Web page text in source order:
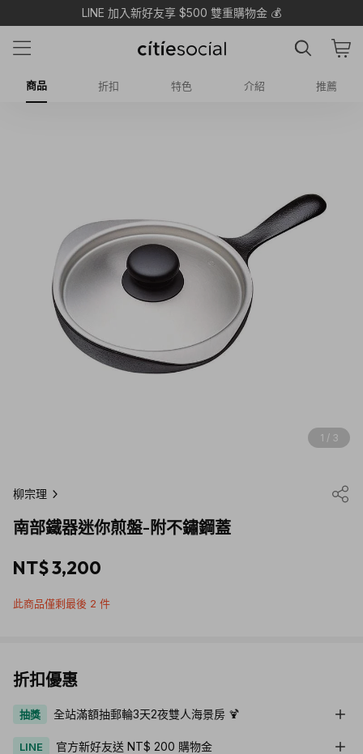
LINE 加入新好友享 $500 雙重購物金 💰
商品 折扣 特色 介紹 推薦
1 / 3
柳宗理
南部鐵器迷你煎盤-附不鏽鋼蓋
NT$ 3,200
此商品僅剩最後 2 件
折扣優惠
抽獎 全站滿額抽郵輪3天2夜雙人海景房 🍹
LINE 官方新好友送 NT$ 200 購物金